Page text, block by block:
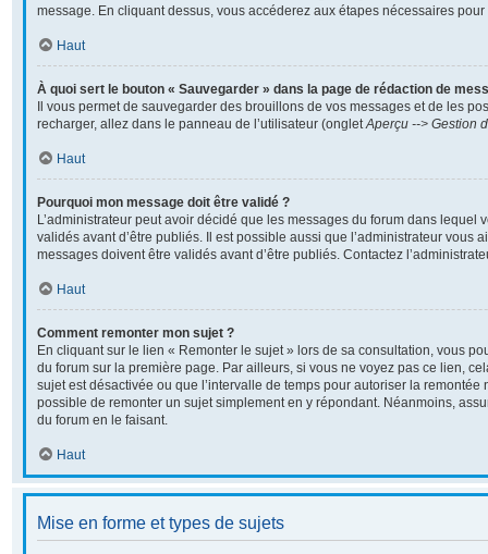
message. En cliquant dessus, vous accéderez aux étapes nécessaires pour
Haut
À quoi sert le bouton « Sauvegarder » dans la page de rédaction de
Il vous permet de sauvegarder des brouillons de vos messages et de les
recharger, allez dans le panneau de l’utilisateur (ongletAperçu --> Gestion
Haut
Pourquoi mon message doit être validé ?
L’administrateur peut avoir décidé que les messages du forum dans lequel
validés avant d’être publiés. Il est possible aussi que l’administrateur vous
messages doivent être validés avant d’être publiés. Contactez
Haut
Comment remonter mon sujet ?
En cliquant sur le lien « Remonter le sujet » lors de sa consultation, vous
du forum sur la première page. Par ailleurs, si vous ne voyez pas ce lien,
sujet est désactivée ou que l’intervalle de temps pour autoriser la remontée
possible de remonter un sujet simplement en y répondant. Néanmoins,
du forum en le faisant.
Haut
Mise en forme et types de sujets